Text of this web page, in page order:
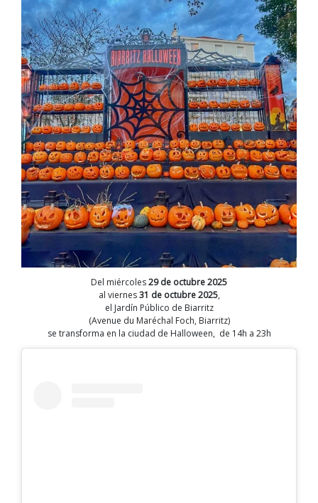
Del miércoles29 de octubre 2025
al viernes31 de octubre 2025,
el Jardín Público de Biarritz
(Avenue du Maréchal Foch, Biarritz)
se transforma en la ciudad de Halloween, de 14h a 23h